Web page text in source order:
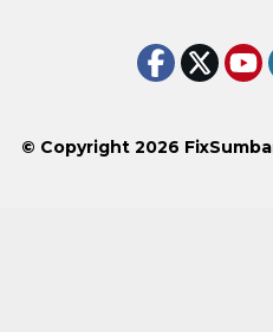
© Copyright 2026